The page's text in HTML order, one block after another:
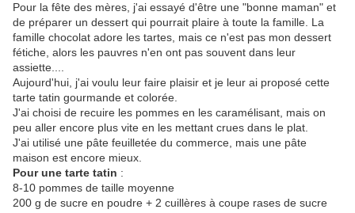
Pour la fête des mères, j'ai essayé d'être une "bonne maman" et
de préparer un dessert qui pourrait plaire à toute la famille. La
famille chocolat adore les tartes, mais ce n'est pas mon dessert
fétiche, alors les pauvres n'en ont pas souvent dans leur
assiette....
Aujourd'hui, j'ai voulu leur faire plaisir et je leur ai proposé cette
tarte tatin gourmande et colorée.
J'ai choisi de recuire les pommes en les caramélisant, mais on
peu aller encore plus vite en les mettant crues dans le plat.
J'ai utilisé une pâte feuilletée du commerce, mais une pâte
maison est encore mieux.
Pour une tarte tatin :
8-10 pommes de taille moyenne
200 g de sucre en poudre + 2 cuillères à coupe rases de sucre